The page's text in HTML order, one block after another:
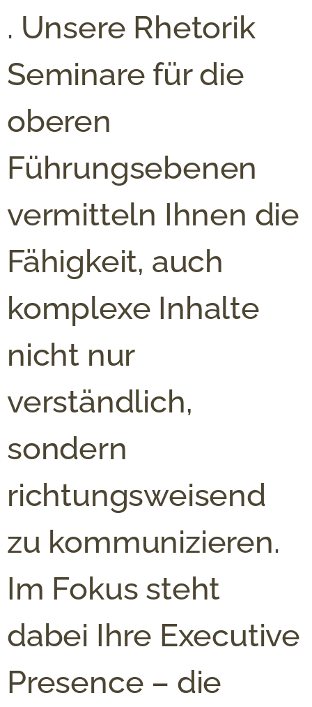
. Unsere Rhetorik
Seminare für die
oberen
Führungsebenen
vermitteln Ihnen die
Fähigkeit, auch
komplexe Inhalte
nicht nur
verständlich,
sondern
richtungsweisend
zu kommunizieren.
Im Fokus steht
dabei Ihre Executive
Presence – die